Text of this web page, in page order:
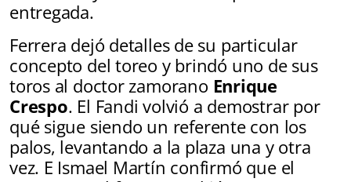
entregada.
Ferrera dejó detalles de su particular
concepto del toreo y brindó uno de sus
toros al doctor zamorano Enrique
Crespo. El Fandi volvió a demostrar por
qué sigue siendo un referente con los
palos, levantando a la plaza una y otra
vez. E Ismael Martín confirmó que el